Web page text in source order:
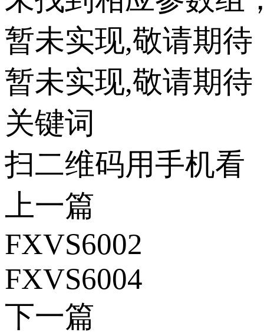
暂未实现,敬请期待
暂未实现,敬请期待
关键词
扫二维码用手机看
上一篇
FXVS6002
FXVS6004
下一篇